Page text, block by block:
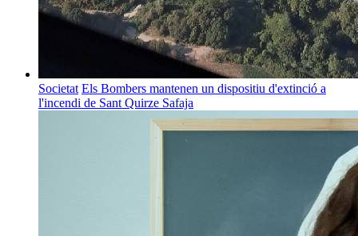
Societat Els Bombers mantenen un dispositiu d'extinció a
l'incendi de Sant Quirze Safaja